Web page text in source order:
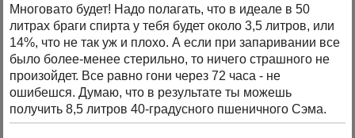
Многовато будет! Надо полагать, что в идеале в 50
литрах браги спирта у тебя будет около 3,5 литров, или
14%, что не так уж и плохо. А если при запаривании все
было более-менее стерильно, то ничего страшного не
произойдет. Все равно гони через 72 часа - не
ошибешся. Думаю, что в результате ты можешь
получить 8,5 литров 40-градусного пшеничного Сэма.